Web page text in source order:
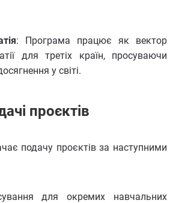
: Програма працює як вектор
для третіх країн, просуваючи
у світі.
проєктів
подачу проєктів за наступними
для окремих навчальних